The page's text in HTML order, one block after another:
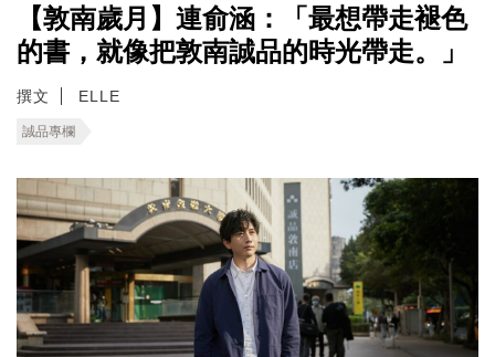
【敦南歲月】連俞涵：「最想帶走褪色
的書，就像把敦南誠品的時光帶走。」
撰文 ELLE
誠品專欄